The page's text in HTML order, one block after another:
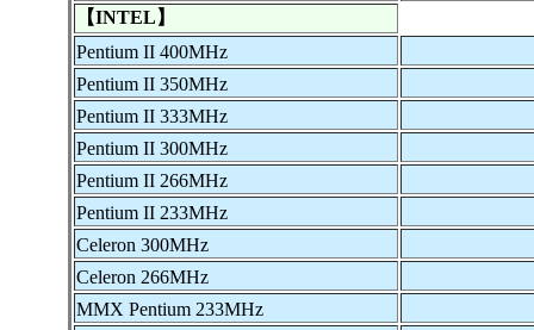
【INTEL】
Pentium II 400MHz
Pentium II 350MHz
Pentium II 333MHz
Pentium II 300MHz
Pentium II 266MHz
Pentium II 233MHz
Celeron 300MHz
Celeron 266MHz
MMX Pentium 233MHz